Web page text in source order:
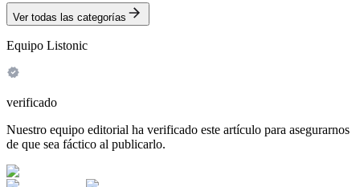
Ver todas las categorías
Equipo Listonic
verificado
Nuestro equipo editorial ha verificado este artículo para asegurarnos
de que sea fáctico al publicarlo.